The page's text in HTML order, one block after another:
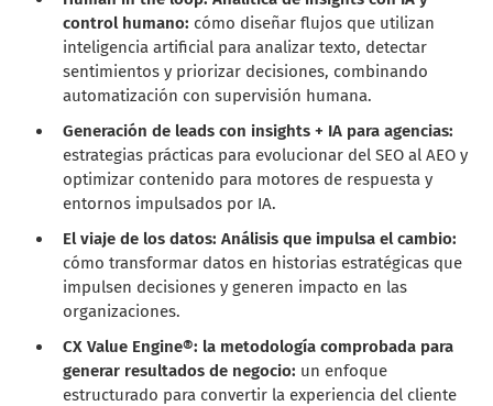
control humano: cómo diseñar flujos que utilizan
inteligencia artificial para analizar texto, detectar
sentimientos y priorizar decisiones, combinando
automatización con supervisión humana.
Generación de leads con insights + IA para agencias:
estrategias prácticas para evolucionar del SEO al AEO y
optimizar contenido para motores de respuesta y
entornos impulsados por IA.
El viaje de los datos: Análisis que impulsa el cambio:
cómo transformar datos en historias estratégicas que
impulsen decisiones y generen impacto en las
organizaciones.
CX Value Engine®: la metodología comprobada para
generar resultados de negocio: un enfoque
estructurado para convertir la experiencia del cliente